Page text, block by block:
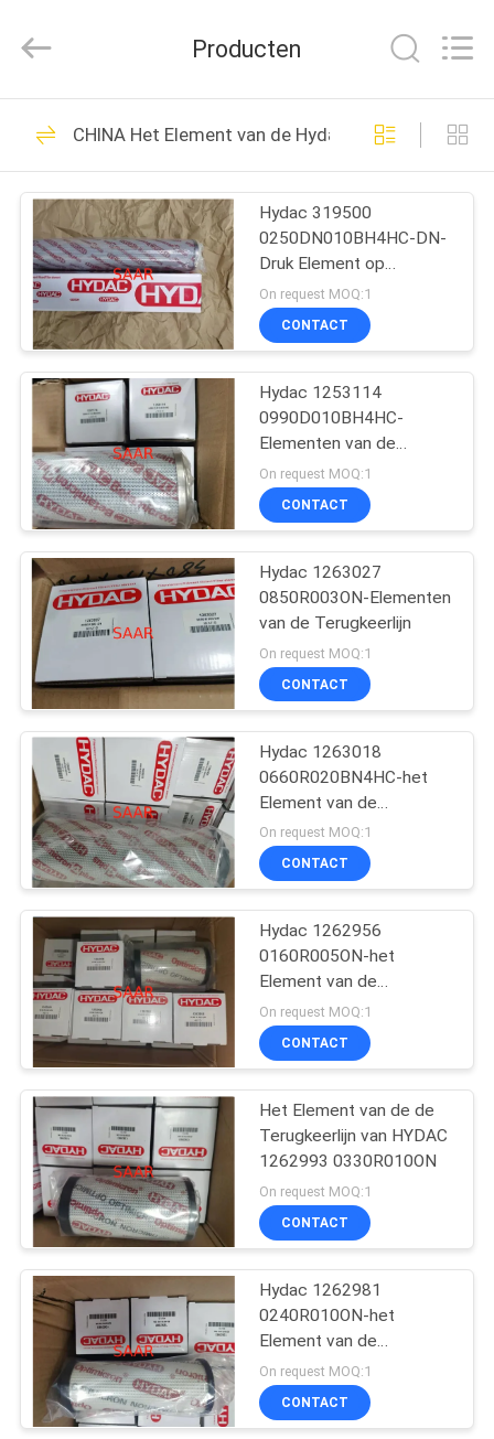
HUIS
PRODUCTEN
ONGEVEER
ONS
FABRIEKSREIS
KWALITEITSCONTROLE
CONTACTEER
ONS
VERZOEK
OM EEN
CITAAT
SITEMAP
PRIVACY
POLICY
Electronic
Limited.
Reserved.
Rexroth
hydraulische pomp
919
Rexroth
hydraulische
kleppen
1032
Het Element van de
Rexrothfilter
45
Yuken Hydraulische
Pomp
Yuken Hydraulische
Klep
88
Het Element van de
Hydacfilter
Producten
CHINA Het Element van de Hydacfilter
Hydac 319500
0250DN010BH4HC-DN-
Druk Element op
Voorraad
On request MOQ:1
CONTACT
Hydac 1253114
0990D010BH4HC-
Elementen van de
Drukfilter
On request MOQ:1
CONTACT
Hydac 1263027
0850R003ON-Elementen
van de Terugkeerlijn
On request MOQ:1
CONTACT
Hydac 1263018
0660R020BN4HC-het
Element van de
Terugkeerlijn
On request MOQ:1
CONTACT
Hydac 1262956
0160R005ON-het
Element van de
Terugkeerlijn
On request MOQ:1
CONTACT
Het Element van de de
Terugkeerlijn van HYDAC
1262993 0330R010ON
On request MOQ:1
CONTACT
Hydac 1262981
0240R010ON-het
Element van de
Terugkeerlijn
On request MOQ:1
CONTACT